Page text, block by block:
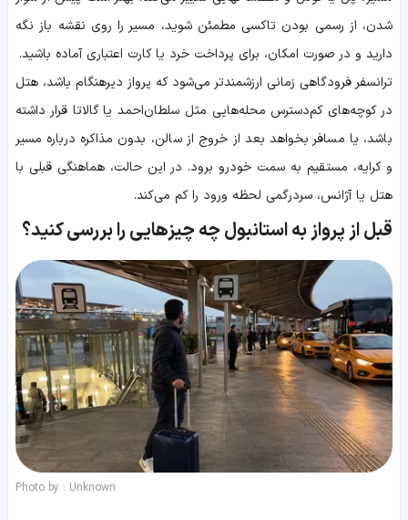
شدن، از رسمی بودن تاکسی مطمئن شوید، مسیر را روی نقشه باز نگه
دارید و در صورت امکان، برای پرداخت خرد یا کارت اعتباری آماده باشید.
ترانسفر فرودگاهی زمانی ارزشمندتر می‌شود که پرواز دیرهنگام باشد، هتل
در کوچه‌های کم‌دسترس محله‌هایی مثل سلطان‌احمد یا گالاتا قرار داشته
باشد، یا مسافر بخواهد بعد از خروج از سالن، بدون مذاکره درباره مسیر
و کرایه، مستقیم به سمت خودرو برود. در این حالت، هماهنگی قبلی با
هتل یا آژانس، سردرگمی لحظه ورود را کم می‌کند.
قبل از پرواز به استانبول چه چیزهایی را بررسی کنید؟
Photo by : Unknown